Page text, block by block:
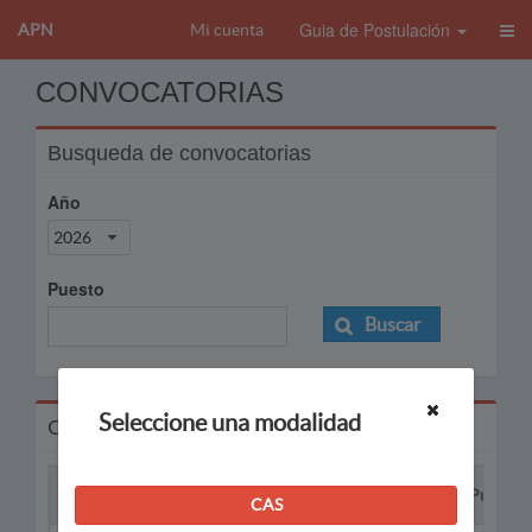
APN Mi cuenta Guia de Postulación
CONVOCATORIAS
Busqueda de convocatorias
Año
2026
Puesto
Buscar
Convocatorias
Puesto
Seleccione una modalidad
CAS